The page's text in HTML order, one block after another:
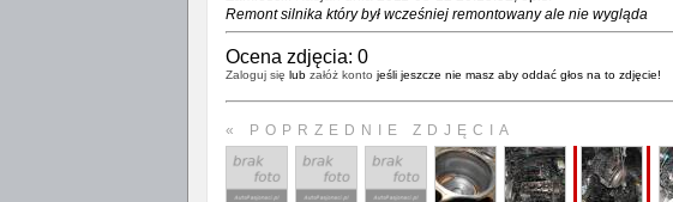
Remont silnika który był wcześniej remontowany ale nie wygląda
Ocena zdjęcia: 0
Zaloguj się lub załóż konto jeśli jeszcze nie masz aby oddać głos na to zdjęcie!
« POPRZEDNIE ZDJĘCIA